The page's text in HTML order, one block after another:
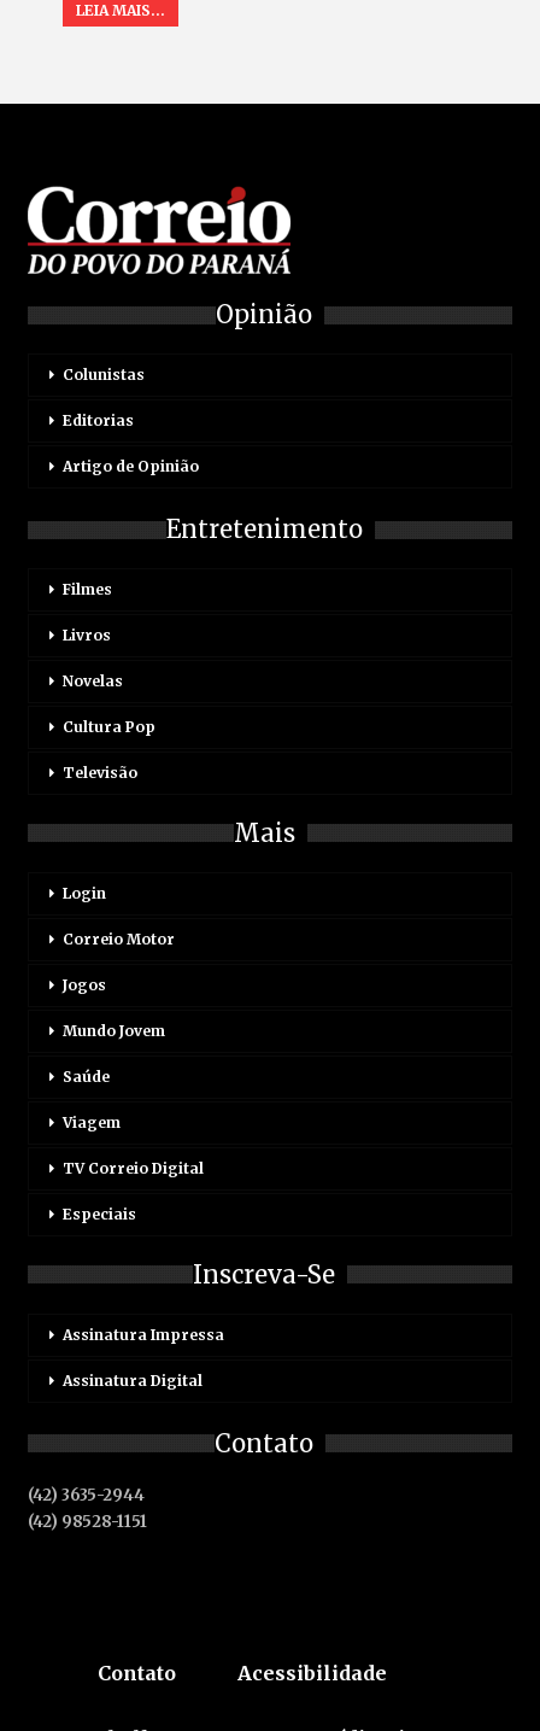
LEIA MAIS...
Opinião
Colunistas
Editorias
Artigo de Opinião
Entretenimento
Filmes
Livros
Novelas
Cultura Pop
Televisão
Mais
Login
Correio Motor
Jogos
Mundo Jovem
Saúde
Viagem
TV Correio Digital
Especiais
Inscreva-Se
Assinatura Impressa
Assinatura Digital
Contato
(42) 3635-2944
(42) 98528-1151
Contato Acessibilidade